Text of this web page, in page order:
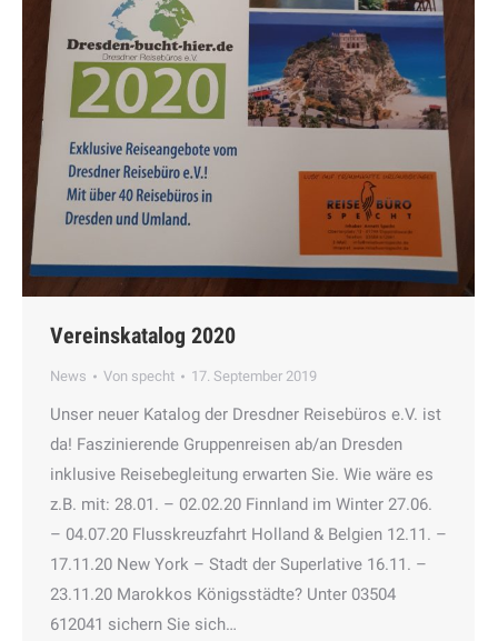
Vereinskatalog 2020
News Von specht 17. September 2019
Unser neuer Katalog der Dresdner Reisebüros e.V. ist
da! Faszinierende Gruppenreisen ab/an Dresden
inklusive Reisebegleitung erwarten Sie. Wie wäre es
z.B. mit: 28.01. – 02.02.20 Finnland im Winter 27.06.
– 04.07.20 Flusskreuzfahrt Holland & Belgien 12.11. –
17.11.20 New York – Stadt der Superlative 16.11. –
23.11.20 Marokkos Königsstädte? Unter 03504
612041 sichern Sie sich…